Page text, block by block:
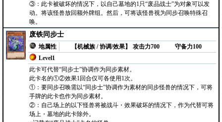
③：此卡被破坏的情况下，以自己墓地的1只“废品战士”为对象可以发
动。将该怪兽放回额外牌组。然后，可将该怪兽视为同步召唤特殊召
唤。
废铁同步士
地属性
【机械族 / 协调/效果】
Level1
攻击力700 守备力100
此卡可代替“同步士”协调作为同步素材。
此卡名的①②效果1回合仅可各使用1次。
①：要同步召唤需以“同步士”协调作为素材的同步怪兽的情况下，可将
手牌的此卡也作为同步素材。
②：自己场上的以下怪兽将被战斗・效果破坏的情况下，作为代替可将
场上・墓地的此卡除外。